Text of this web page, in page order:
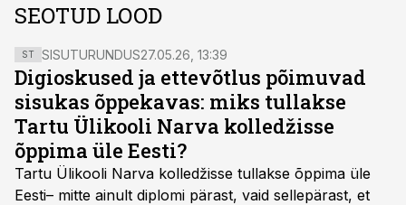
SEOTUD LOOD
ST SISUTURUNDUS27.05.26, 13:39
Digioskused ja ettevõtlus põimuvad
sisukas õppekavas: miks tullakse
Tartu Ülikooli Narva kolledžisse
õppima üle Eesti?
Tartu Ülikooli Narva kolledžisse tullakse õppima üle
Eesti– mitte ainult diplomi pärast, vaid sellepärast, et